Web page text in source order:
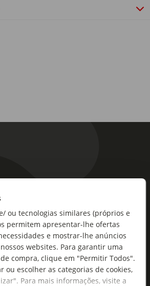
ou tecnologias similares (próprios e
permitem apresentar-lhe ofertas
e mostrar-lhe anúncios
websites. Para garantir uma
compra, clique em "Permitir Todos".
ou escolher as categorias de cookies,
Para mais informações, visite a
mais frescas no
campanhas exclusivas,
para si.
Subscrever